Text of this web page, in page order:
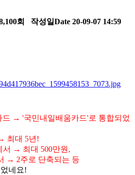
회 작성일Date 20-09-07 14:59
드 → '국민내일배움카드'로 통합되었
최대 5년!
서 → 최대 500만원,
→ 2주로 단축되는 등
네요!